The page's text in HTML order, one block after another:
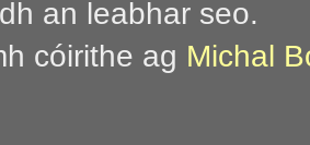
an leabhar seo.
cóirithe ag Michal